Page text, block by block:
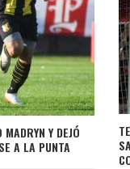
Y DEJÓ
A LA PUNTA